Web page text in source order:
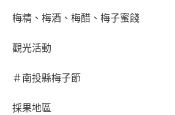
梅精、梅酒、梅醋、梅子蜜餞
觀光活動
＃南投縣梅子節
採果地區